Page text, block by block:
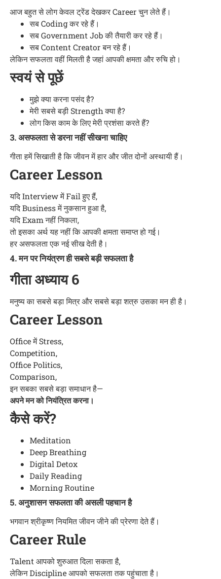
आज बहुत से लोग केवल ट्रेंड देखकर Career चुन लेते हैं।
सब Coding कर रहे हैं।
सब Government Job की तैयारी कर रहे हैं।
सब Content Creator बन रहे हैं।
लेकिन सफलता वहीं मिलती है जहां आपकी क्षमता और रुचि हो।
स्वयं से पूछें
मुझे क्या करना पसंद है?
मेरी सबसे बड़ी Strength क्या है?
लोग किस काम के लिए मेरी प्रशंसा करते हैं?
3. असफलता से डरना नहीं सीखना चाहिए
गीता हमें सिखाती है कि जीवन में हार और जीत दोनों अस्थायी हैं।
Career Lesson
यदि Interview में Fail हुए हैं,
यदि Business में नुकसान हुआ है,
यदि Exam नहीं निकला,
तो इसका अर्थ यह नहीं कि आपकी क्षमता समाप्त हो गई।
हर असफलता एक नई सीख देती है।
4. मन पर नियंत्रण ही सबसे बड़ी सफलता है
गीता अध्याय 6
मनुष्य का सबसे बड़ा मित्र और सबसे बड़ा शत्रु उसका मन ही है।
Career Lesson
Office में Stress,
Competition,
Office Politics,
Comparison,
इन सबका सबसे बड़ा समाधान है—
अपने मन को नियंत्रित करना।
कैसे करें?
Meditation
Deep Breathing
Digital Detox
Daily Reading
Morning Routine
5. अनुशासन सफलता की असली पहचान है
भगवान श्रीकृष्ण नियमित जीवन जीने की प्रेरणा देते हैं।
Career Rule
Talent आपको शुरुआत दिला सकता है,
लेकिन Discipline आपको सफलता तक पहुंचाता है।